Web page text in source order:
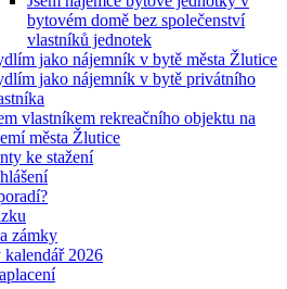
bytovém domě bez společenství
vlastníků jednotek
jako nájemník v bytě města Žlutice
jako nájemník v bytě privátního
vlastníkem rekreačního objektu na
města Žlutice
ke stažení
zámky
kalendář 2026